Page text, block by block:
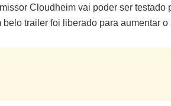
Cloudheim vai poder ser
belo trailer foi liberado para aumentar